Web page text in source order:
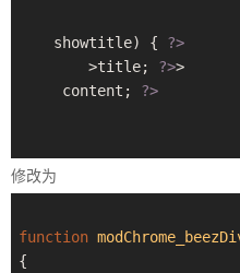
    showtitle) {
?>
>title; ?>>
     content;
?>
修改为
function
{